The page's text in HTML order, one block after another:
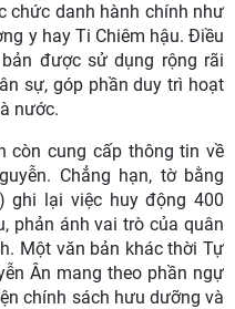
chức danh hành chính như
y hay Ti Chiêm hậu. Điều
được sử dụng rộng rãi
sự, góp phần duy trì hoạt
nước.
còn cung cấp thông tin về
Chẳng hạn, tờ bằng
ghi lại việc huy động 400
phản ánh vai trò của quân
Một văn bản khác thời Tự
Ân mang theo phần ngự
chính sách hưu dưỡng và